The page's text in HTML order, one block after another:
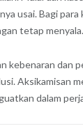
usai. Bagi
tetap menyala.
dan
Aksikamisan
dalam